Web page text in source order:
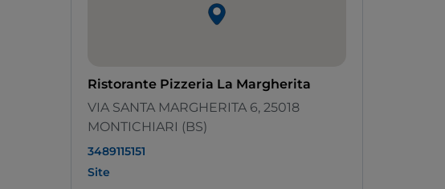
Ristorante Pizzeria La Margherita
VIA SANTA MARGHERITA 6, 25018
MONTICHIARI (BS)
3489115151
Site